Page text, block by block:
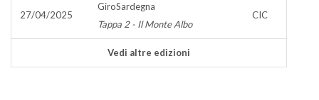
27/04/2025
GiroSardegna
Tappa 2 - Il Monte Albo
CIC
Vedi altre edizioni